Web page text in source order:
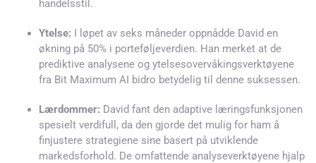
handelsstil.
Ytelse: I løpet av seks måneder oppnådde David en
økning på 50% i porteføljeverdien. Han merket at de
prediktive analysene og ytelsesovervåkingsverktøyene
fra Bit Maximum AI bidro betydelig til denne suksessen.
Lærdommer: David fant den adaptive læringsfunksjonen
spesielt verdifull, da den gjorde det mulig for ham å
finjustere strategiene sine basert på utviklende
markedsforhold. De omfattende analyseverktøyene hjalp